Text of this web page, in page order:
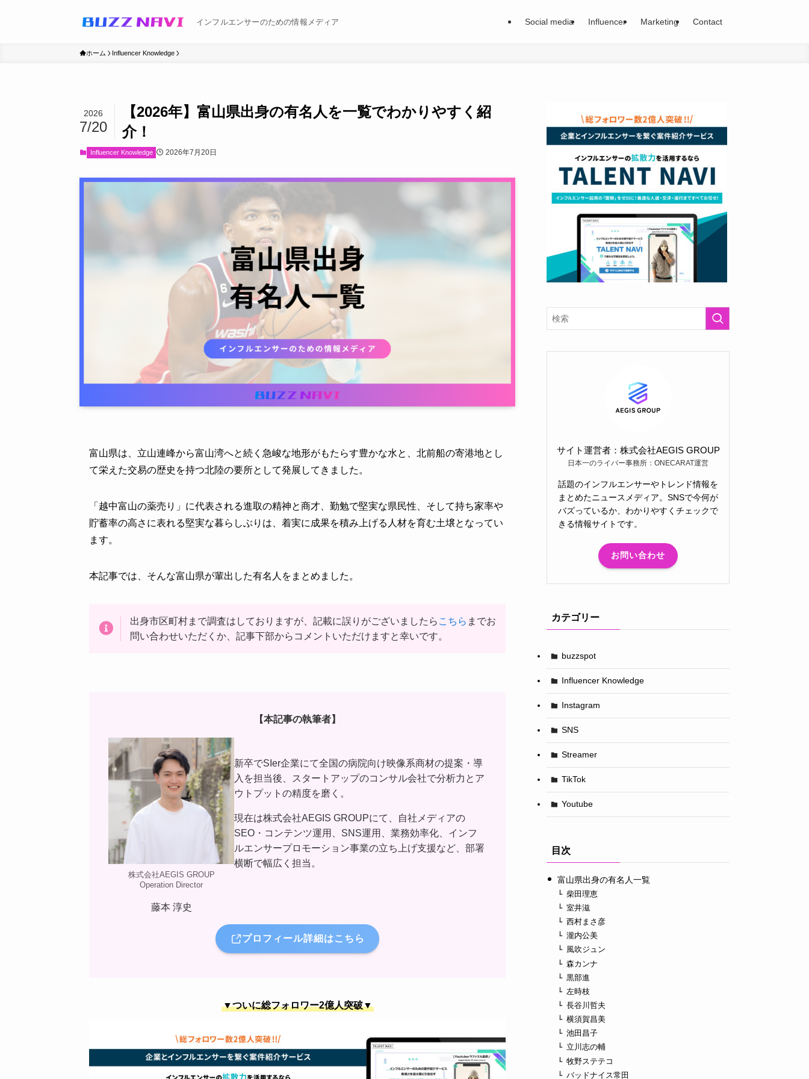
インフルエンサーのための情報メディア Social media Influencer Marketing Contact
ホーム Influencer Knowledge
【2026年】富山県出身の有名人を一覧でわかりやすく紹
介！
2026
7/20
Influencer Knowledge 2026年7月20日
富山県は、立山連峰から富山湾へと続く急峻な地形がもたらす豊かな水と、北前船の寄港地とし
て栄えた交易の歴史を持つ北陸の要所として発展してきました。
「越中富山の薬売り」に代表される進取の精神と商才、勤勉で堅実な県民性、そして持ち家率や
貯蓄率の高さに表れる堅実な暮らしぶりは、着実に成果を積み上げる人材を育む土壌となってい
ます。
本記事では、そんな富山県が輩出した有名人をまとめました。
出身市区町村まで調査はしておりますが、記載に誤りがございましたら こちら までお
問い合わせいただくか、記事下部からコメントいただけますと幸いです。
【本記事の執筆者】
株式会社AEGIS GROUP
Operation Director
藤本 淳史
新卒でSIer企業にて全国の病院向け映像系商材の提案・導
入を担当後、スタートアップのコンサル会社で分析力とア
ウトプットの精度を磨く。
現在は株式会社AEGIS GROUPにて、自社メディアの
SEO・コンテンツ運用、SNS運用、業務効率化、インフ
ルエンサープロモーション事業の立ち上げ支援など、部署
横断で幅広く担当。
プロフィール詳細はこちら
▼ついに総フォロワー2億人突破▼
サイト運営者：株式会社AEGIS GROUP
日本一のライバー事務所：ONECARAT運営
話題のインフルエンサーやトレンド情報を
まとめたニュースメディア。SNSで今何が
バズっているか、わかりやすくチェックで
きる情報サイトです。
お問い合わせ
カテゴリー
buzzspot
Influencer Knowledge
Instagram
SNS
Streamer
TikTok
Youtube
目次
富山県出身の有名人一覧
柴田理恵
室井滋
西村まさ彦
瀧内公美
風吹ジュン
森カンナ
黒部進
左時枝
長谷川哲夫
横須賀昌美
池田昌子
立川志の輔
牧野ステテコ
バッドナイス常田